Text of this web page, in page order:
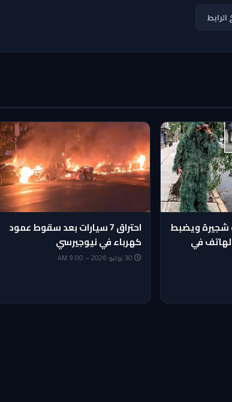
شجيرة ويضبط
في
احتراق 7 سيارات بعد سقوط عمود
كهرباء في نيوجيرسي
30 يوليو 2026 — 9:00 AM